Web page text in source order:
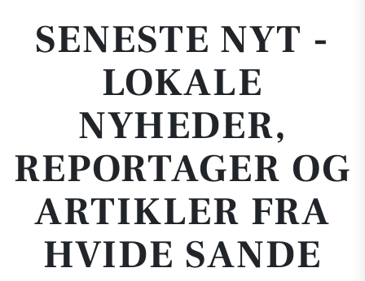
SENESTE NYT -
LOKALE
NYHEDER,
REPORTAGER OG
ARTIKLER FRA
HVIDE SANDE